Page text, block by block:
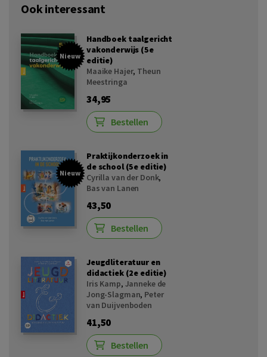
Ook interessant
Nieuw
Handboek taalgericht
vakonderwijs (5e
editie)
Maaike Hajer, Theun
Meestringa
34,95
Bestellen
Nieuw
Praktijkonderzoek in
de school (5e editie)
Cyrilla van der Donk,
Bas van Lanen
43,50
Bestellen
Jeugdliteratuur en
didactiek (2e editie)
Iris Kamp, Janneke de
Jong-Slagman, Peter
van Duijvenboden
41,50
Bestellen